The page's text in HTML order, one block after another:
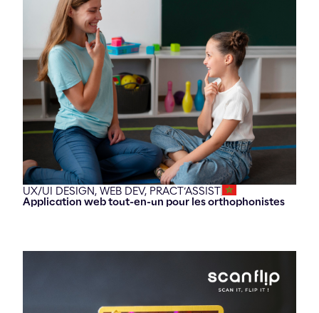
UX/UI DESIGN, WEB DEV, PRACT’ASSIST
Application web tout-en-un pour les orthophonistes